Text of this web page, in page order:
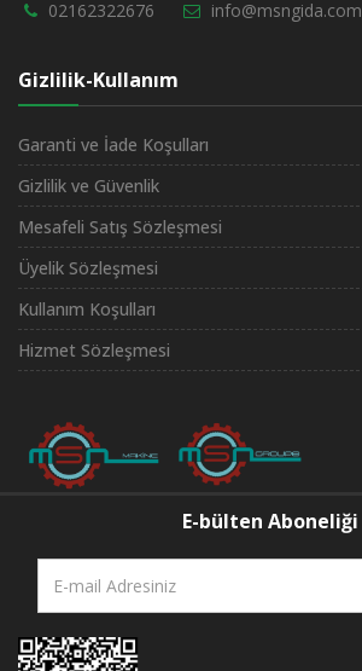
02162322676
info@msngida.com
Gizlilik-Kullanım
Garanti ve İade Koşulları
Gizlilik ve Güvenlik
Mesafeli Satış Sözleşmesi
Üyelik Sözleşmesi
Kullanım Koşulları
Hizmet Sözleşmesi
E-bülten Aboneliği